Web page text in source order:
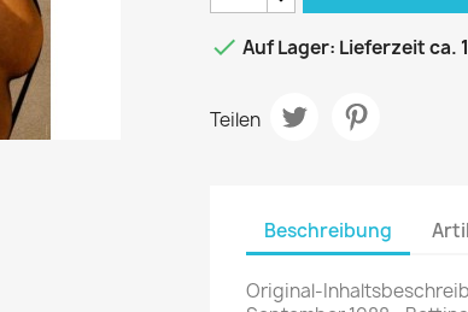
PS das Sport Motorrad
TOURENFAHRER
URLAUB
Mare
MERIAN
 Auf Lager: Lieferzeit ca.
Teilen
Beschreibung
Original-